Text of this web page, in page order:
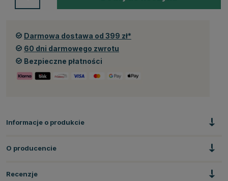
Darmowa dostawa od 399 zł*
60 dni darmowego zwrotu
Bezpieczne płatności
Informacje o produkcie
O producencie
Recenzje